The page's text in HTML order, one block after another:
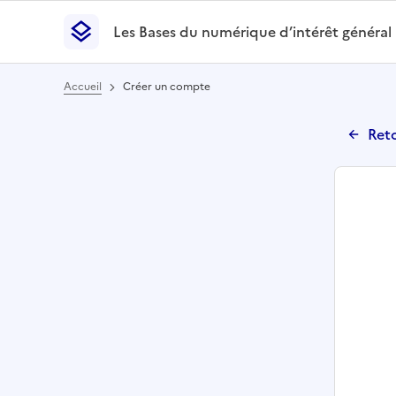
Les Bases du numérique d’intérêt général-
Les Bases du numérique d’intérêt général
Accueil Créer un compte